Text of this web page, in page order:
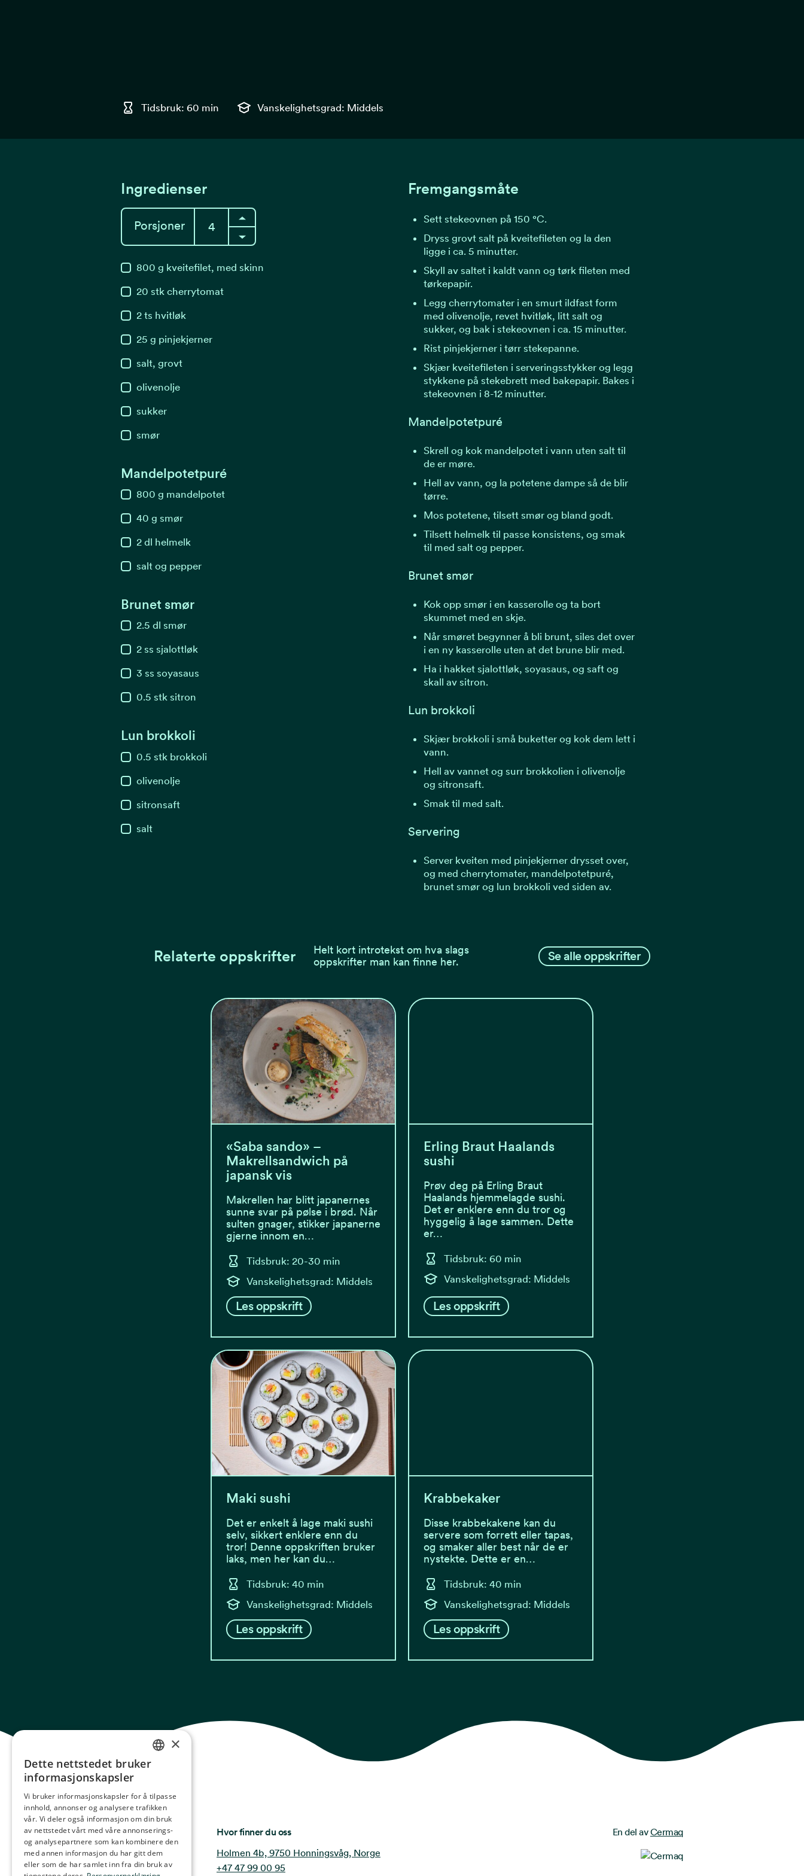
Tidsbruk: 60 min Vanskelighetsgrad: Middels
Ingredienser
Porsjoner
800 g kveitefilet, med skinn
20 stk cherrytomat
2 ts hvitløk
25 g pinjekjerner
salt, grovt
olivenolje
sukker
smør
Mandelpotetpuré
800 g mandelpotet
40 g smør
2 dl helmelk
salt og pepper
Brunet smør
2.5 dl smør
2 ss sjalottløk
3 ss soyasaus
0.5 stk sitron
Lun brokkoli
0.5 stk brokkoli
olivenolje
sitronsaft
salt
Fremgangsmåte
Sett stekeovnen på 150 °C.
Dryss grovt salt på kveitefileten og la den
ligge i ca. 5 minutter.
Skyll av saltet i kaldt vann og tørk fileten med
tørkepapir.
Legg cherrytomater i en smurt ildfast form
med olivenolje, revet hvitløk, litt salt og
sukker, og bak i stekeovnen i ca. 15 minutter.
Rist pinjekjerner i tørr stekepanne.
Skjær kveitefileten i serveringsstykker og legg
stykkene på stekebrett med bakepapir. Bakes i
stekeovnen i 8-12 minutter.
Mandelpotetpuré
Skrell og kok mandelpotet i vann uten salt til
de er møre.
Hell av vann, og la potetene dampe så de blir
tørre.
Mos potetene, tilsett smør og bland godt.
Tilsett helmelk til passe konsistens, og smak
til med salt og pepper.
Brunet smør
Kok opp smør i en kasserolle og ta bort
skummet med en skje.
Når smøret begynner å bli brunt, siles det over
i en ny kasserolle uten at det brune blir med.
Ha i hakket sjalottløk, soyasaus, og saft og
skall av sitron.
Lun brokkoli
Skjær brokkoli i små buketter og kok dem lett i
vann.
Hell av vannet og surr brokkolien i olivenolje
og sitronsaft.
Smak til med salt.
Servering
Server kveiten med pinjekjerner drysset over,
og med cherrytomater, mandelpotetpuré,
brunet smør og lun brokkoli ved siden av.
Relaterte oppskrifter
Helt kort introtekst om hva slags
oppskrifter man kan finne her.
Se alle oppskrifter
«Saba sando» –
Makrellsandwich på
japansk vis
Makrellen har blitt japanernes
sunne svar på pølse i brød. Når
sulten gnager, stikker japanerne
gjerne innom en…
Tidsbruk: 20-30 min
Vanskelighetsgrad: Middels
Les oppskrift
Erling Braut Haalands
sushi
Prøv deg på Erling Braut
Haalands hjemmelagde sushi.
Det er enklere enn du tror og
hyggelig å lage sammen. Dette
er…
Tidsbruk: 60 min
Vanskelighetsgrad: Middels
Les oppskrift
Maki sushi
Det er enkelt å lage maki sushi
selv, sikkert enklere enn du
tror! Denne oppskriften bruker
laks, men her kan du…
Tidsbruk: 40 min
Vanskelighetsgrad: Middels
Les oppskrift
Krabbekaker
Disse krabbekakene kan du
servere som forrett eller tapas,
og smaker aller best når de er
nystekte. Dette er en…
Tidsbruk: 40 min
Vanskelighetsgrad: Middels
Les oppskrift
Ocean Stories
Hvor finner du oss
Holmen 4b, 9750 Honningsvåg, Norge
+47 47 99 00 95
En del avCermaq
NORWEGIAN
GERMAN
FRENCH
SPANISH
FINNISH
×
Dette nettstedet bruker
informasjonskapsler
Vi bruker informasjonskapsler for å tilpasse
innhold, annonser og analysere trafikken
vår. Vi deler også informasjon om din bruk
av nettstedet vårt med våre annonserings-
og analysepartnere som kan kombinere den
med annen informasjon du har gitt dem
eller som de har samlet inn fra din bruk av